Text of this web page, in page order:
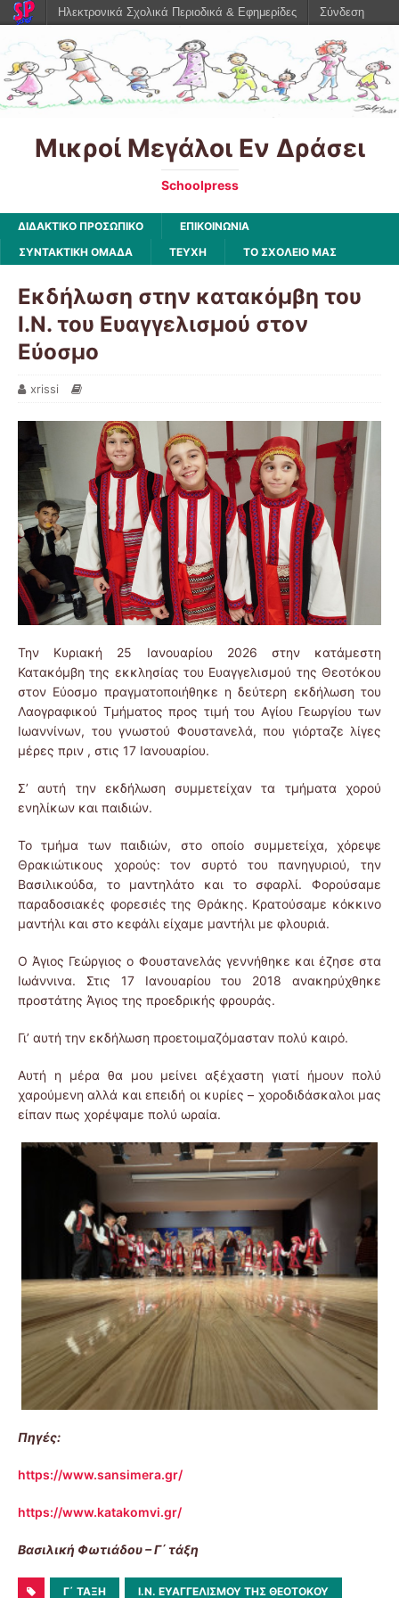
Μικροί Μεγάλοι Εν Δράσει
Schoolpress
ΔΙΔΑΚΤΙΚΟ ΠΡΟΣΩΠΙΚΟ
ΕΠΙΚΟΙΝΩΝΙΑ
ΣΥΝΤΑΚΤΙΚΗ ΟΜΑΔΑ
ΤΕΥΧΗ ΤΟ ΣΧΟΛΕΙΟ ΜΑΣ
Εκδήλωση στην κατακόμβη του
Ι.Ν. του Ευαγγελισμού στον
Εύοσμο
xrissi
Την Κυριακή 25 Ιανουαρίου 2026 στην κατάμεστη
Κατακόμβη της εκκλησίας του Ευαγγελισμού της Θεοτόκου
στον Εύοσμο πραγματοποιήθηκε η δεύτερη εκδήλωση του
Λαογραφικού Τμήματος προς τιμή του Αγίου Γεωργίου των
Ιωαννίνων, του γνωστού Φουστανελά, που γιόρταζε λίγες
μέρες πριν , στις 17 Ιανουαρίου.
Σ’ αυτή την εκδήλωση συμμετείχαν τα τμήματα χορού
ενηλίκων και παιδιών.
Το τμήμα των παιδιών, στο οποίο συμμετείχα, χόρεψε
Θρακιώτικους χορούς: τον συρτό του πανηγυριού, την
Βασιλικούδα, το μαντηλάτο και το σφαρλί. Φορούσαμε
παραδοσιακές φορεσιές της Θράκης. Κρατούσαμε κόκκινο
μαντήλι και στο κεφάλι είχαμε μαντήλι με φλουριά.
Ο Άγιος Γεώργιος ο Φουστανελάς γεννήθηκε και έζησε στα
Ιωάννινα. Στις 17 Ιανουαρίου του 2018 ανακηρύχθηκε
προστάτης Άγιος της προεδρικής φρουράς.
Γι’ αυτή την εκδήλωση προετοιμαζόμασταν πολύ καιρό.
Αυτή η μέρα θα μου μείνει αξέχαστη γιατί ήμουν πολύ
χαρούμενη αλλά και επειδή οι κυρίες – χοροδιδάσκαλοι μας
είπαν πως χορέψαμε πολύ ωραία.
Πηγές:
https://www.sansimera.gr/
https://www.katakomvi.gr/
Βασιλική Φωτιάδου – Γ΄ τάξη
Γ΄ ΤΆΞΗ Ι.Ν. ΕΥΑΓΓΕΛΙΣΜΟΎ ΤΗΣ ΘΕΟΤΌΚΟΥ
Ηλεκτρονικά Σχολικά Περιοδικά & Εφημερίδες Σύνδεση